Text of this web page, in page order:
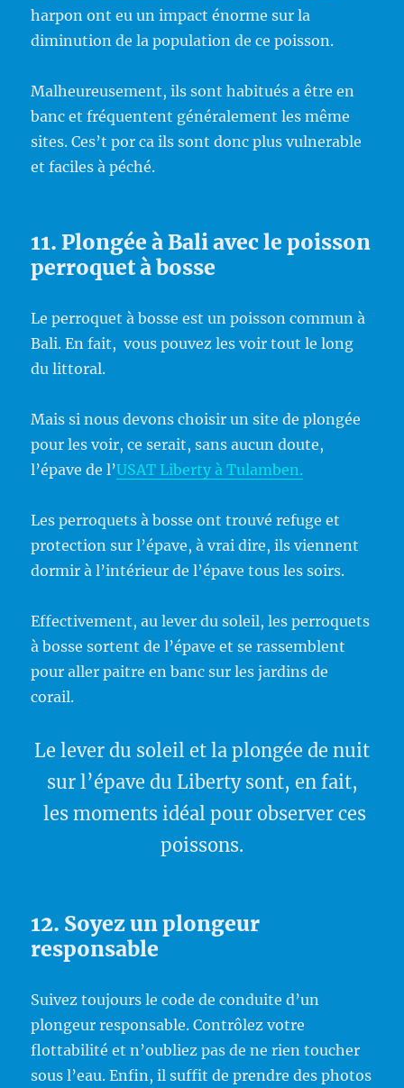
harpon ont eu un impact énorme sur la
diminution de la population de ce poisson.
Malheureusement, ils sont habitués a être en
banc et fréquentent généralement les même
sites. Ces’t por ca ils sont donc plus vulnerable
et faciles à péché.
11. Plongée à Bali avec le poisson
perroquet à bosse
Le perroquet à bosse est un poisson commun à
Bali. En fait, vous pouvez les voir tout le long
du littoral.
Mais si nous devons choisir un site de plongée
pour les voir, ce serait, sans aucun doute,
l’épave de l’USAT Liberty à Tulamben.
Les perroquets à bosse ont trouvé refuge et
protection sur l’épave, à vrai dire, ils viennent
dormir à l’intérieur de l’épave tous les soirs.
Effectivement, au lever du soleil, les perroquets
à bosse sortent de l’épave et se rassemblent
pour aller paitre en banc sur les jardins de
corail.
Le lever du soleil et la plongée de nuit
sur l’épave du Liberty sont, en fait,
les moments idéal pour observer ces
poissons.
12. Soyez un plongeur
responsable
Suivez toujours le code de conduite d’un
plongeur responsable. Contrôlez votre
flottabilité et n’oubliez pas de ne rien toucher
sous l’eau. Enfin, il suffit de prendre des photos